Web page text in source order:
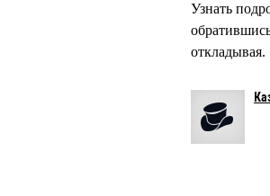
Узнать
откладывая.